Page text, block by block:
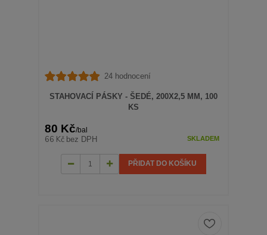
24 hodnocení
STAHOVACÍ PÁSKY - ŠEDÉ, 200X2,5 MM, 100
KS
80 Kč/bal
66 Kč bez DPH SKLADEM
PŘIDAT DO KOŠÍKU